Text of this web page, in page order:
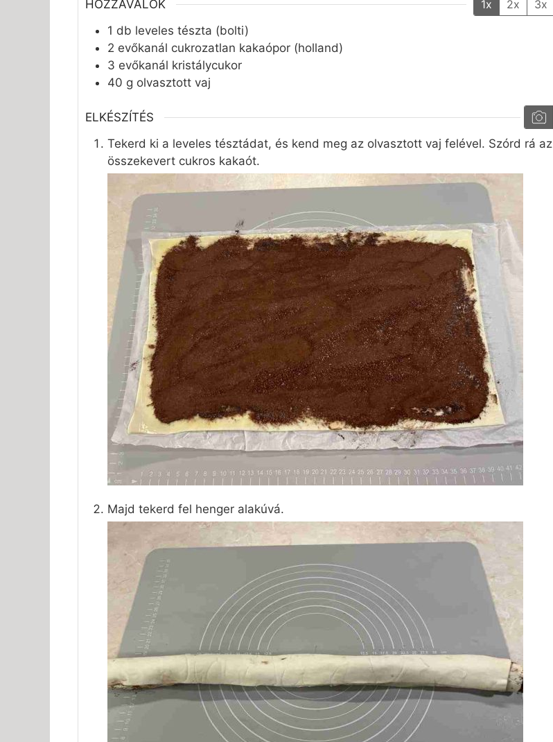
HOZZÁVALÓK 1x 2x 3x
1 db leveles tészta (bolti)
2 evőkanál cukrozatlan kakaópor (holland)
3 evőkanál kristálycukor
40 g olvasztott vaj
ELKÉSZÍTÉS
Tekerd ki a leveles tésztádat, és kend meg az olvasztott vaj felével. Szórd rá az
összekevert cukros kakaót.
Majd tekerd fel henger alakúvá.